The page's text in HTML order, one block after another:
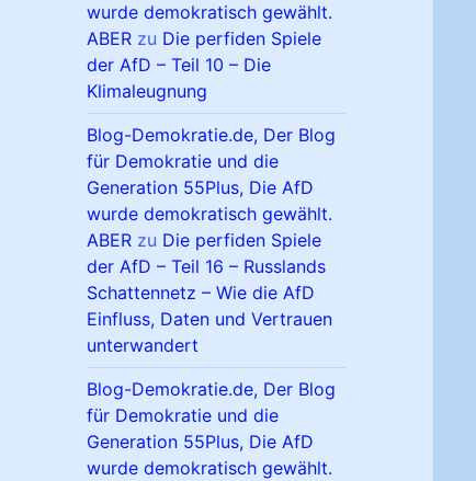
wurde demokratisch gewählt.
ABER zu Die perfiden Spiele
der AfD – Teil 10 – Die
Klimaleugnung
Blog-Demokratie.de, Der Blog
für Demokratie und die
Generation 55Plus, Die AfD
wurde demokratisch gewählt.
ABER zu Die perfiden Spiele
der AfD – Teil 16 – Russlands
Schattennetz – Wie die AfD
Einfluss, Daten und Vertrauen
unterwandert
Blog-Demokratie.de, Der Blog
für Demokratie und die
Generation 55Plus, Die AfD
wurde demokratisch gewählt.